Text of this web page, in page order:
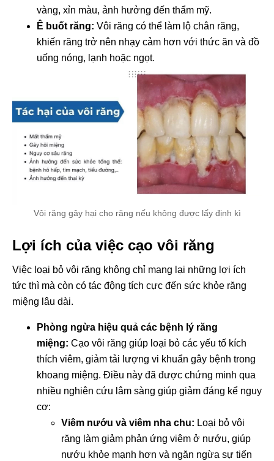
vàng, xỉn màu, ảnh hưởng đến thẩm mỹ.
Ê buốt răng: Vôi răng có thể làm lộ chân răng,
khiến răng trở nên nhạy cảm hơn với thức ăn và đồ
uống nóng, lạnh hoặc ngọt.
Vôi răng gây hại cho răng nếu không được lấy định kì
Lợi ích của việc cạo vôi răng
Việc loại bỏ vôi răng không chỉ mang lại những lợi ích
tức thì mà còn có tác động tích cực đến sức khỏe răng
miệng lâu dài.
Phòng ngừa hiệu quả các bệnh lý răng
miệng: Cạo vôi răng giúp loại bỏ các yếu tố kích
thích viêm, giảm tải lượng vi khuẩn gây bệnh trong
khoang miệng. Điều này đã được chứng minh qua
nhiều nghiên cứu lâm sàng giúp giảm đáng kể nguy
cơ:
Viêm nướu và viêm nha chu: Loại bỏ vôi
răng làm giảm phản ứng viêm ở nướu, giúp
nướu khỏe mạnh hơn và ngăn ngừa sự tiến